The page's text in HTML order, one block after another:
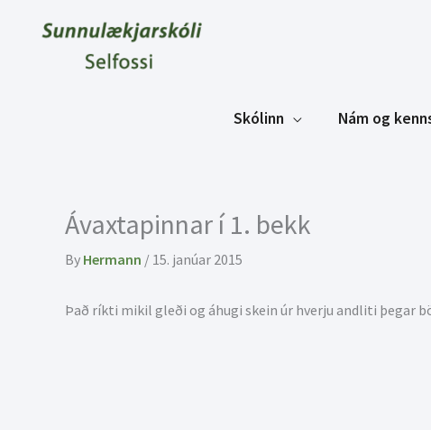
Skólinn Nám og
Ávaxtapinnar í 1. bekk
By Hermann / 15. janúar 2015
Það ríkti mikil gleði og áhugi skein úr hverju andliti þegar